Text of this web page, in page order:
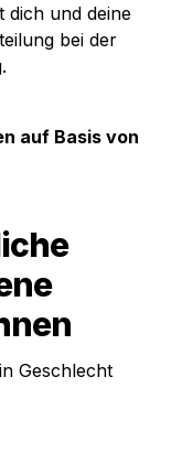
dich und deine
bei der
auf Basis von
Geschlecht